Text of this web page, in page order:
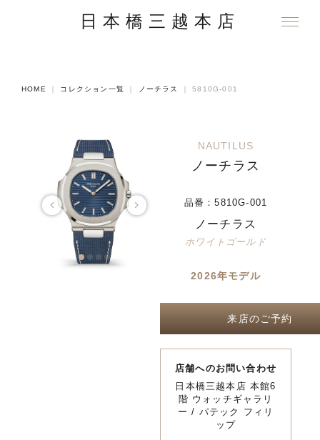
日本橋三越本店
HOME コレクション一覧 ノーチラス ｜5810G-001
NAUTILUS
ノーチラス
品番：5810G-001
ノーチラス
ホワイトゴールド
2026年モデル
来店のご予約
店舗へのお問い合わせ
日本橋三越本店 本館6
階 ウォッチギャラリ
ー / パテック フィリ
ップ